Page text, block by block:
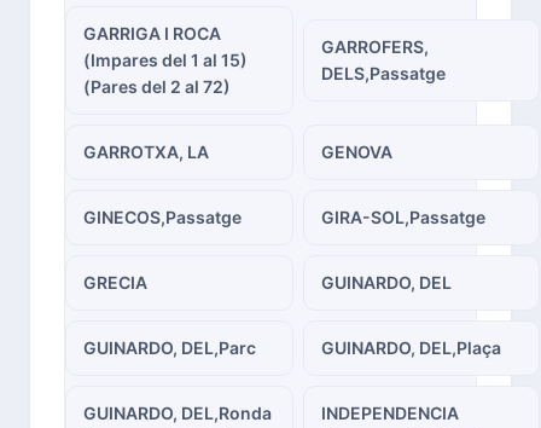
GARRIGA I ROCA
(Impares del 1 al 15)
(Pares del 2 al 72)
GARROFERS,
DELS,Passatge
GARROTXA, LA GENOVA
GINECOS,Passatge GIRA-SOL,Passatge
GRECIA GUINARDO, DEL
GUINARDO, DEL,Parc GUINARDO, DEL,Plaça
GUINARDO, DEL,Ronda
INDEPENDENCIA